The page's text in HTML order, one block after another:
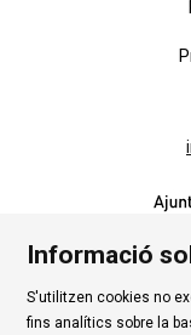
Contacte |
Informació
S'utilitzen cookies no
fins analítics sobre la